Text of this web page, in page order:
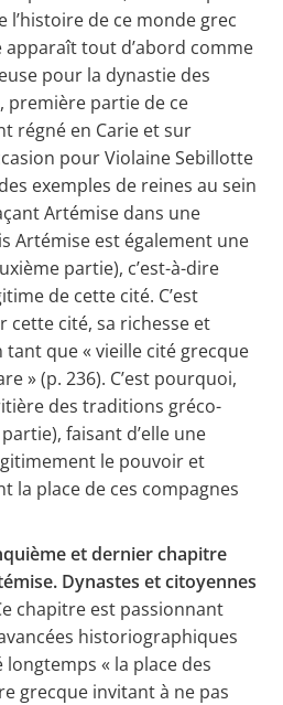
l’histoire de ce monde grec
apparaît tout d’abord comme
pour la dynastie des
première partie de ce
régné en Carie et sur
pour Violaine Sebillotte
exemples de reines au sein
Artémise dans une
Artémise est également une
partie), c’est-à-dire
de cette cité. C’est
cette cité, sa richesse et
que « vieille cité grecque
» (p. 236). C’est pourquoi,
des traditions gréco-
faisant d’elle une
le pouvoir et
la place de ces compagnes
et dernier chapitre
Dynastes et citoyennes
chapitre est passionnant
historiographiques
longtemps « la place des
grecque invitant à ne pas